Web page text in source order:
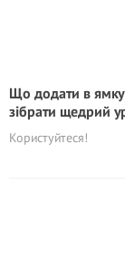
Що додати в ямку
зібрати щедрий
Користуйтеся!